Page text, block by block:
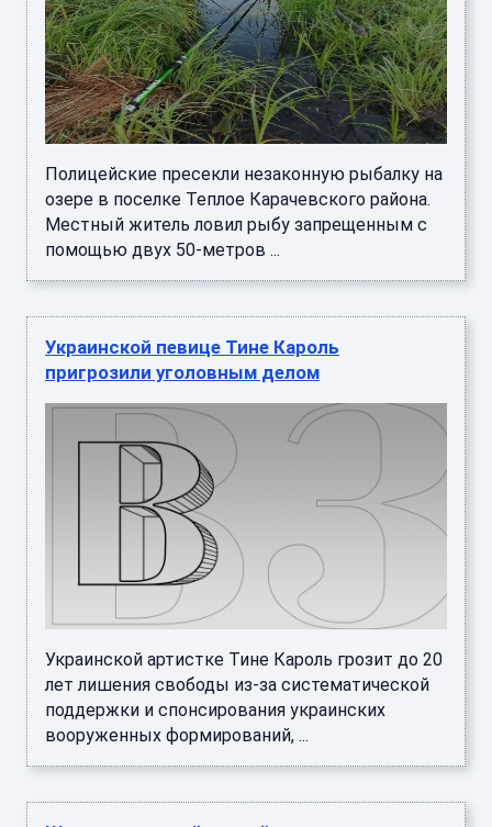
Полицейские пресекли незаконную рыбалку на
озере в поселке Теплое Карачевского района.
Местный житель ловил рыбу запрещенным с
помощью двух 50-метров ...
Украинской певице Тине Кароль
пригрозили уголовным делом
Украинской артистке Тине Кароль грозит до 20
лет лишения свободы из-за систематической
поддержки и спонсирования украинских
вооруженных формирований, ...